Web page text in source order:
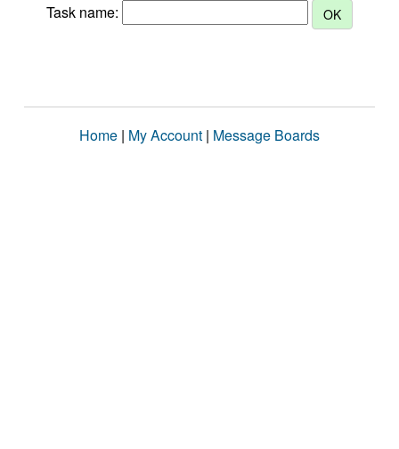
Task name:
Home | My Account | Message Boards